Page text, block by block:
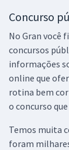
Concurso
No Gran você
concursos
informações
online que
rotina bem
o concurso
Temos muita
foram